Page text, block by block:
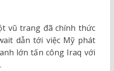
vũ trang đã chính thức
dẫn tới việc Mỹ phát
lớn tấn công Iraq với